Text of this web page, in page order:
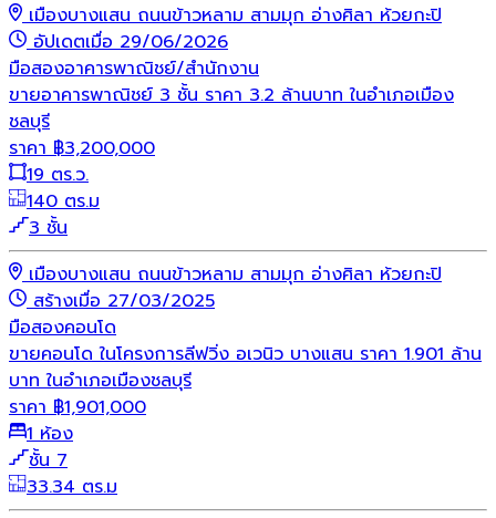
เมืองบางแสน ถนนข้าวหลาม สามมุก อ่างศิลา ห้วยกะปิ
อัปเดตเมื่อ 29/06/2026
มือสองอาคารพาณิชย์/สำนักงาน
ขายอาคารพาณิชย์ 3 ชั้น ราคา 3.2 ล้านบาท ในอำเภอเมือง
ชลบุรี
ราคา ฿3,200,000
19 ตร.ว.
140 ตร.ม
3 ชั้น
เมืองบางแสน ถนนข้าวหลาม สามมุก อ่างศิลา ห้วยกะปิ
สร้างเมื่อ 27/03/2025
มือสองคอนโด
ขายคอนโด ในโครงการลีฟวิ่ง อเวนิว บางแสน ราคา 1.901 ล้าน
บาท ในอำเภอเมืองชลบุรี
ราคา ฿1,901,000
1 ห้อง
ชั้น 7
33.34 ตร.ม